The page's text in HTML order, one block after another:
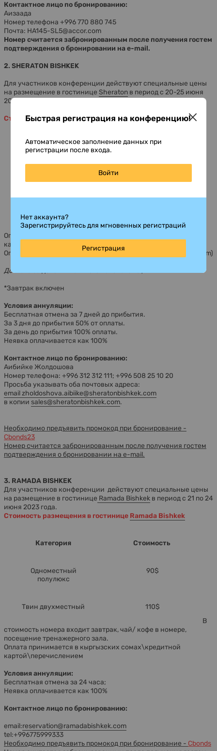
Контактное лицо по бронированию:
Аизаада
Номер телефона +996 770 880 745
Почта: HA145-SL5@accor.com
Номер считается забронированным после получения гостем
подтверждения о бронировании на e-mail.
2. SHERATON BISHKEK
Для участников конференции действуют специальные цены
на размещение в гостинице Sheraton в период с 20-25 июня
2023 года.
Стоимость размещения в гостинице Sheraton
Категория Стоимость
Делюкс
полулюкс
Оплата принимается по безналичному расчету и дебетовой
картой в
USD и KGS (Kyrgyz Som).
Оплата наличными только в местной валюте -
KGS (Kyrgyz Som)
Доплата за дополнительного человека 15$
*Завтрак включен
Условия аннуляции:
Бесплатная отмена за 7 дней до прибытия.
За 3 дня до прибытия 50% от оплаты.
За день до прибытия 100% оплаты.
Неявка оплачивается как 100%
Контактное лицо по бронированию:
Аибийке Жолдошова
Номер телефона: +996 312 312 111; +996 508 25 10 20
Просьба указывать оба почтовых адреса:
emailzholdoshova.aibiike@sheratonbishkek.com
в копии sales@sheratonbishkek.com.
Необходимо предъявить промокод при бронирование -
Cbonds23
Номер считается забронированным после получения гостем
подтверждения о бронировании на e-mail.
3. RAMADA BISHKEK
Для участников конференции действуют специальные цены
на размещение в гостинице Ramada Bishkek в период с 21 по 24
июня 2023 года.
Стоимость размещения в гостинице Ramada Bishkek
Категория Стоимость
Одноместный
полулюкс
90$
Твин двухместный
110$
В
стоимость номера входит завтрак, чай/ кофе в номере,
посещение тренажерного зала.
Оплата принимается в кыргызских сомах\кредитной
картой\перечислением
Условия аннуляции:
Бесплатная отмена за 24 часа;
Неявка оплачивается как 100%
Контактное лицо по бронированию:
email:reservation@ramadabishkek.com
tel:+996775999333
Необходимо предъявить промокод при бронирование - Cbonds
Быстрая регистрация на конференцию!
Автоматическое заполнение данных при
регистрации после входа.
Войти
Нет аккаунта?
Зарегистрируйтесь для мгновенных регистраций
Регистрация